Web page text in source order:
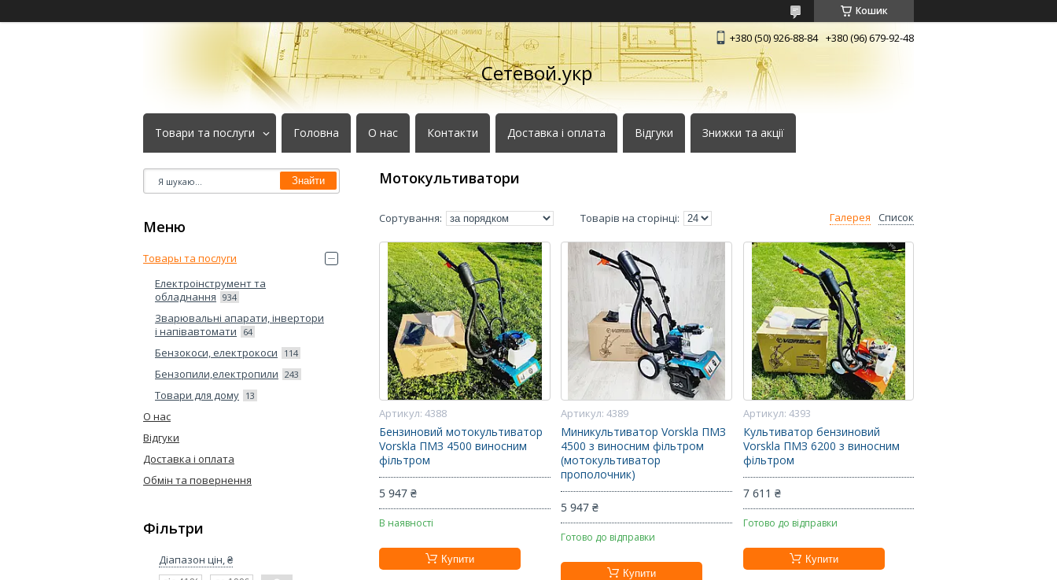
Кошик
+380 (50) 926-88-84 +380 (96) 679-92-48
Сетевой.укр
Товари та послуги Головна О нас Контакти Доставка і оплата Відгуки Знижки та акції
Мотокультиватори
Галерея Список
4388
Бензиновий мотокультиватор
Vorskla ПМЗ 4500 виносним
фільтром
5 947 ₴
В наявності
Купити
4389
Миникультиватор Vorskla ПМЗ
4500 з виносним фільтром
(мотокультиватор
прополочник)
5 947 ₴
Готово до відправки
Купити
4393
Культиватор бензиновий
Vorskla ПМЗ 6200 з виносним
фільтром
7 611 ₴
Готово до відправки
Купити
Знайти
Товары та послуги
Електроінструмент та
обладнання 934
Зварювальні апарати, інвертори
і напівавтомати
64
Бензокоси, електрокоси 114
Бензопили,електропили 243
Товари для дому 13
О нас
Відгуки
Доставка і оплата
Обмін та повернення
Фільтри
Діапазон цін, ₴